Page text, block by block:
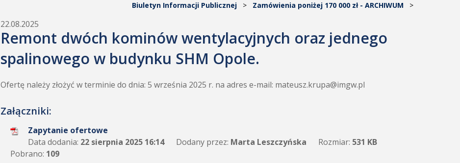
Biuletyn Informacji Publicznej > Zamówienia poniżej 170 000 zł - ARCHIWUM >
22.08.2025
Remont dwóch kominów wentylacyjnych oraz jednego
spalinowego w budynku SHM Opole.
Ofertę należy złożyć w terminie do dnia: 5 września 2025 r. na adres e-mail: mateusz.krupa@imgw.pl
Załączniki:
Zapytanie ofertowe
Data dodania: 22 sierpnia 2025 16:14 Dodany przez: Marta Leszczyńska Rozmiar: 531 KB
Pobrano: 109